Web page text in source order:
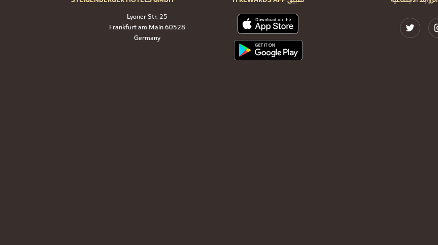
Lyoner Str. 25
60528 Frankfurt am Main
Germany